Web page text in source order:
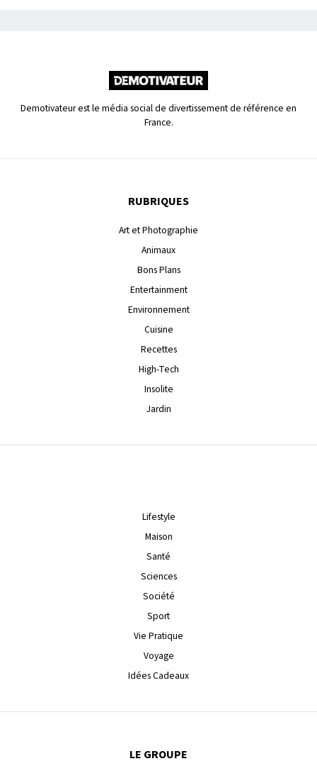
Demotivateur est le média social de divertissement de référence en
France.
RUBRIQUES
Art et Photographie
Animaux
Bons Plans
Entertainment
Environnement
Cuisine
Recettes
High-Tech
Insolite
Jardin
Lifestyle
Maison
Santé
Sciences
Société
Sport
Vie Pratique
Voyage
Idées Cadeaux
LE GROUPE